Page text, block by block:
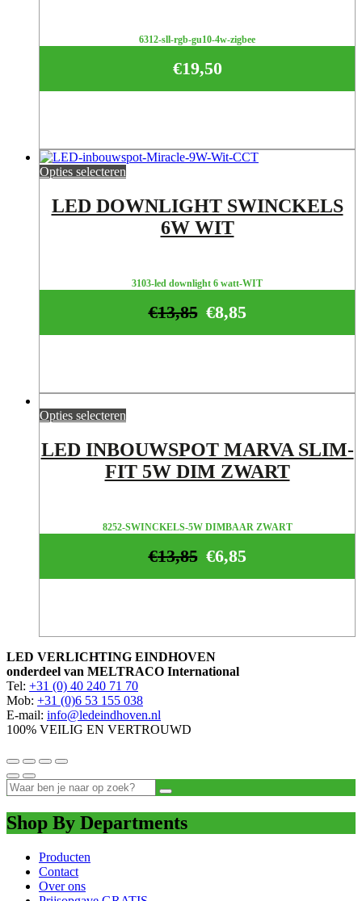
6312-sll-rgb-gu10-4w-zigbee
€19,50
Opties selecteren
LED DOWNLIGHT SWINCKELS
6W WIT
3103-led downlight 6 watt-WIT
€8,85
€13,85
Opties selecteren
LED INBOUWSPOT MARVA SLIM-
FIT 5W DIM ZWART
8252-SWINCKELS-5W DIMBAAR ZWART
€6,85
€13,85
LED VERLICHTING EINDHOVEN
onderdeel van MELTRACO International
Tel: +31 (0) 40 240 71 70
Mob: +31 (0)6 53 155 038
E-mail: info@ledeindhoven.nl
100% VEILIG EN VERTROUWD
Shop By Departments
Producten
Contact
Over ons